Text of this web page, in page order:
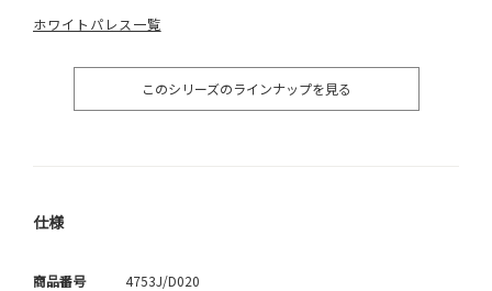
ホワイトパレス一覧
このシリーズのラインナップを見る
仕様
商品番号 4753J/D020